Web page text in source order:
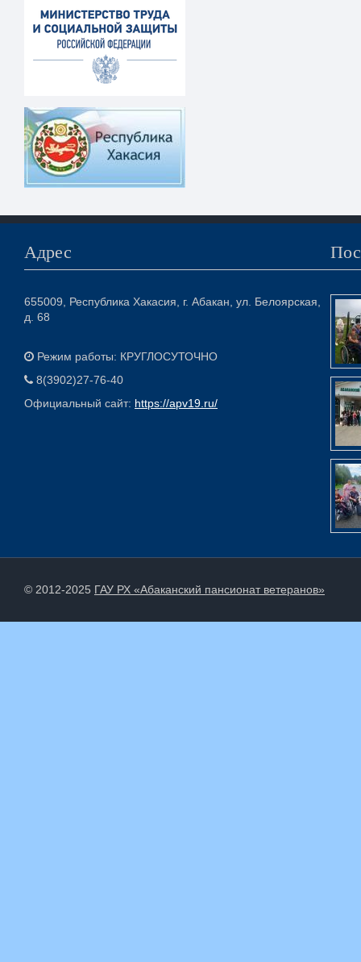
Адрес
655009, Республика Хакасия, г. Абакан, ул. Белоярская,
д. 68
Режим работы: КРУГЛОСУТОЧНО
8(3902)27-76-40
Официальный сайт: https://apv19.ru/
© 2012-2025 ГАУ РХ «Абаканский пансионат ветеранов»